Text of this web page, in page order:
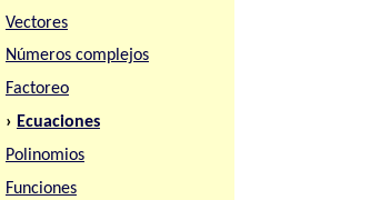
Vectores
Números complejos
Factoreo
› Ecuaciones
Polinomios
Funciones